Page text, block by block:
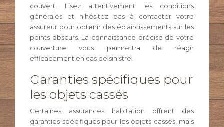
couvert. Lisez attentivement les conditions
générales et n’hésitez pas à contacter votre
assureur pour obtenir des éclaircissements sur les
points obscurs. La connaissance précise de votre
couverture vous permettra de réagir
efficacement en cas de sinistre.
Garanties spécifiques pour
les objets cassés
Certaines assurances habitation offrent des
garanties spécifiques pour les objets cassés, mais